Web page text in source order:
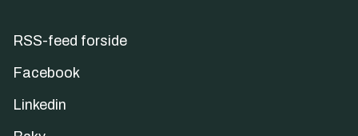
RSS-feed forside
Facebook
Linkedin